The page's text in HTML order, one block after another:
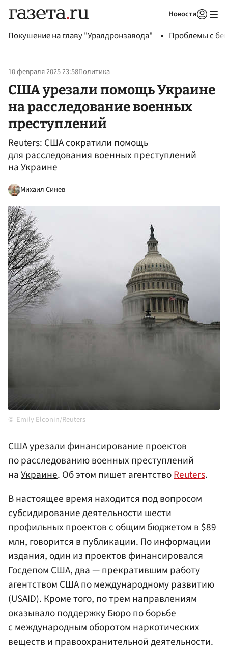
Новости
Покушение на главу "Уралдронзавода" Проблемы с
10 февраля 2025 23:58Политика
США урезали помощь Украине
на расследование военных
преступлений
Reuters: США сократили помощь
для расследования военных преступлений
на Украине
Михаил Синев
Emily Elconin/Reuters
СШАурезали финансирование проектов
по расследованию военных преступлений
наУкраине. Об этом пишет агентствоReuters.
В настоящее время находится под вопросом
субсидирование деятельности шести
профильных проектов с общим бюджетом в $89
млн, говорится в публикации. По информации
издания, один из проектов финансировался
Госдепом США, два — прекратившим работу
агентством США по международному развитию
(USAID). Кроме того, по трем направлениям
оказывало поддержку Бюро по борьбе
с международным оборотом наркотических
веществ и правоохранительной деятельности.